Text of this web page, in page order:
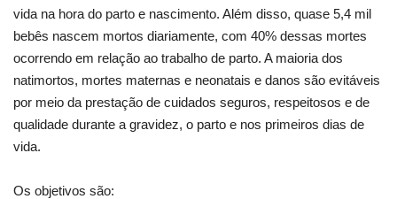
vida na hora do parto e nascimento. Além disso, quase 5,4 mil
bebês nascem mortos diariamente, com 40% dessas mortes
ocorrendo em relação ao trabalho de parto. A maioria dos
natimortos, mortes maternas e neonatais e danos são evitáveis
por meio da prestação de cuidados seguros, respeitosos e de
qualidade durante a gravidez, o parto e nos primeiros dias de
vida.
Os objetivos são: